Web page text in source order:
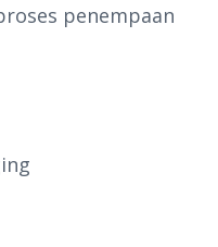
penempaan